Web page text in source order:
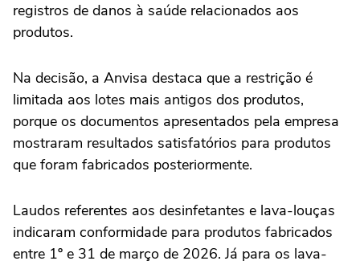
registros de danos à saúde relacionados aos
produtos.
Na decisão, a Anvisa destaca que a restrição é
limitada aos lotes mais antigos dos produtos,
porque os documentos apresentados pela empresa
mostraram resultados satisfatórios para produtos
que foram fabricados posteriormente.
Laudos referentes aos desinfetantes e lava-louças
indicaram conformidade para produtos fabricados
entre 1º e 31 de março de 2026. Já para os lava-